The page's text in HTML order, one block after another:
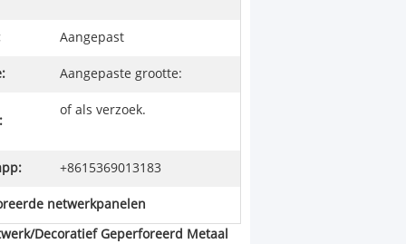
Aangepast
Aangepaste grootte:
of als verzoek.
+8615369013183
netwerkpanelen
Decoratief Geperforeerd Metaal